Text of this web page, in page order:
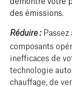
des émissions.
Réduire :Passez
composants
inefficaces de
technologie
chauffage, de